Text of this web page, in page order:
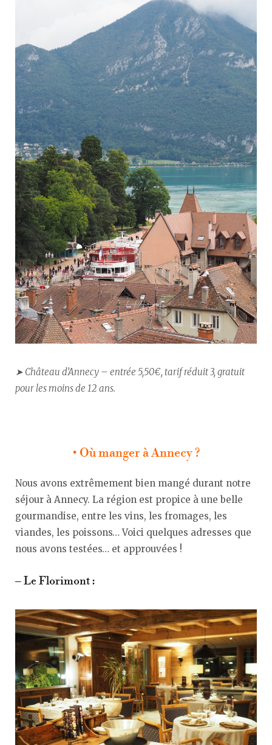
➤ Château d’Annecy – entrée 5,50€, tarif réduit 3, gratuit
pour les moins de 12 ans.
• Où manger à Annecy ?
Nous avons extrêmement bien mangé durant notre
séjour à Annecy. La région est propice à une belle
gourmandise, entre les vins, les fromages, les
viandes, les poissons… Voici quelques adresses que
nous avons testées… et approuvées !
– Le Florimont :